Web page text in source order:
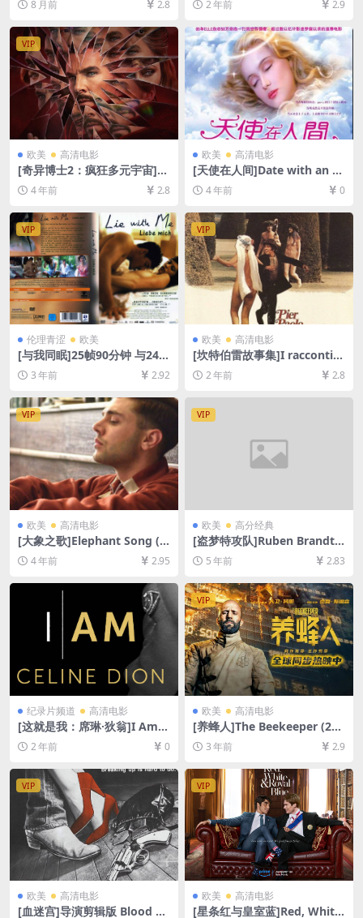
超清未删减资源][网盘在线播
放/下载][MP4/8.3GB][中英字
幕]
8 月前 2.8
1080P超清未删减资源][网盘
在线播放/下载][MP4/5GB][中
文字幕]
2 年前 2.9
VIP
欧美 高清电影
[奇异博士2：疯狂多元宇宙]D
octor Strange in the Multiv
erse of Madness (2022)[百
超清未删减][MP4/8GB][中英
字幕]
4 年前 2.8
欧美 高清电影
[天使在人间]Date with an A
ngel (1987)[百度网盘+迅雷云
盘资源1080P超清未删减][MP
4 年前 0
VIP
伦理青涩 欧美
[与我同眠]25帧90分钟 与24帧
93分钟版本一致 Lie with Me
(2005)[百度网盘+夸克网盘
+迅雷云盘资源1080P超清未
删减][MP4/5GB][中英字幕]
3 年前 2.92
VIP
欧美 高清电影
[坎特伯雷故事集]I racconti d
i Canterbury (1972)[百度网
盘+夸克网盘1080P超清未删
减资源][网盘在线播放/下载]
[MP4/7.8GB][中文字幕]
2 年前 2.8
VIP
欧美 高清电影
[大象之歌]Elephant Song (2
014)[百度网盘+迅雷云盘资源
1080P超清未删减][MP4/6G
B][中文字幕]
4 年前 2.95
VIP
欧美 高分经典
[盗梦特攻队]Ruben Brandt,
a gyüjtö (2018)完整版[百度
网盘+迅雷云盘资源1080P超
清未删减][MP4/5.5GB][原声
中文字幕]
5 年前 2.83
纪录片频道 高清电影
[这就是我：席琳·狄翁]I Am:
Celine Dion (2024)[百度网盘
+夸克网盘1080P超清未删减
4/6.5GB][官方中字]
2 年前 0
VIP
欧美 高清电影
[养蜂人]The Beekeeper (202
4)[百度网盘+夸克网盘1080P
超清未删减资源][网盘在线播
幕]
3 年前 2.9
VIP
欧美 高清电影
[血迷宫]导演剪辑版 Blood Si
VIP
欧美 高清电影
[星条红与皇室蓝]Red, White